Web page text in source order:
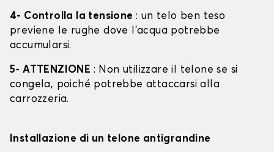
4- Controlla la tensione : un telo ben teso
previene le rughe dove l'acqua potrebbe
accumularsi.
5- ATTENZIONE : Non utilizzare il telone se si
congela, poiché potrebbe attaccarsi alla
carrozzeria.
Installazione di un telone antigrandine